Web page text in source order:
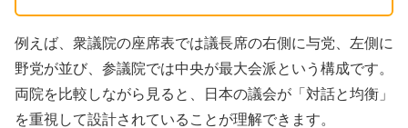
例えば、衆議院の座席表では議長席の右側に与党、左側に
野党が並び、参議院では中央が最大会派という構成です。
両院を比較しながら見ると、日本の議会が「対話と均衡」
を重視して設計されていることが理解できます。